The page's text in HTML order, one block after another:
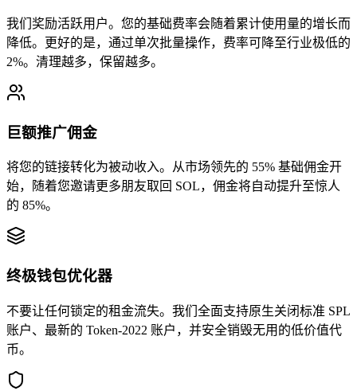
3mETLQhjj4
4otgjxZyDm
我们奖励活跃用户。您的基础费率会随着累计使用量的增长而
降低。更好的是，通过单次批量操作，费率可降至行业极低的
2%。清理越多，保留越多。
巨额推广佣金
将您的链接转化为被动收入。从市场领先的 55% 基础佣金开
始，随着您邀请更多朋友取回 SOL，佣金将自动提升至惊人
的 85%。
终极钱包优化器
不要让任何锁定的租金流失。我们全面支持原生关闭标准 SPL
账户、最新的 Token-2022 账户，并安全销毁无用的低价值代
币。